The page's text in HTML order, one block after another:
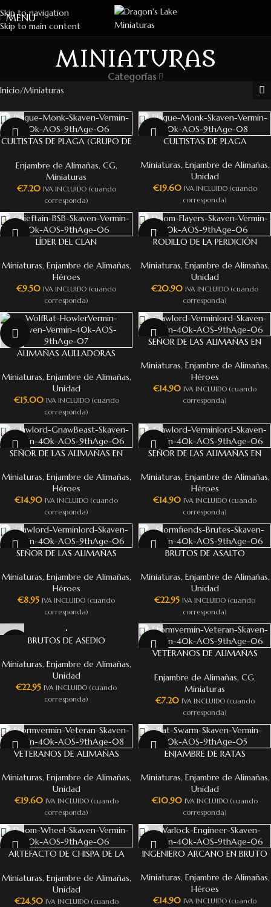
Skip to navigation
Skip to main content
MENU
MINIATURAS
Categorías
Inicio Miniaturas
NEW
CULTISTAS DE PLAGA (GRUPO DE
Enjambre de Alimañas, CG,
Miniaturas
€7.20 IVA INCLUIDO (cuando
corresponda)
NEW
CULTISTAS DE PLAGA
Miniaturas, Enjambre de Alimañas,
Unidad
€19.60 IVA INCLUIDO (cuando
corresponda)
NEW
LÍDER DEL CLAN
Miniaturas, Enjambre de Alimañas,
Héroes
€9.50 IVA INCLUIDO (cuando
corresponda)
NEW
RODILLO DE LA PERDICIÓN
Miniaturas, Enjambre de Alimañas,
Unidad
€20.90 IVA INCLUIDO (cuando
corresponda)
NEW
ALIMAÑAS AULLADORAS
Miniaturas, Enjambre de Alimañas,
Unidad
€15.00 IVA INCLUIDO (cuando
corresponda)
NEW
SEÑOR DE LAS ALIMAÑAS EN
Miniaturas, Enjambre de Alimañas,
Héroes
€14.90 IVA INCLUIDO (cuando
corresponda)
NEW
SEÑOR DE LAS ALIMAÑAS EN
Miniaturas, Enjambre de Alimañas,
Héroes
€14.90 IVA INCLUIDO (cuando
corresponda)
NEW
SEÑOR DE LAS ALIMAÑAS EN
Miniaturas, Enjambre de Alimañas,
Héroes
€14.90 IVA INCLUIDO (cuando
corresponda)
SEÑOR DE LAS ALIMAÑAS
Miniaturas, Enjambre de Alimañas,
Héroes
€8.95 IVA INCLUIDO (cuando
corresponda)
BRUTOS DE ASALTO
Miniaturas, Enjambre de Alimañas,
Unidad
€22.95 IVA INCLUIDO (cuando
corresponda)
BRUTOS DE ASEDIO
Miniaturas, Enjambre de Alimañas,
Unidad
€22.95 IVA INCLUIDO (cuando
corresponda)
VETERANOS DE ALIMAÑAS
Enjambre de Alimañas, CG,
Miniaturas
€7.20 IVA INCLUIDO (cuando
corresponda)
VETERANOS DE ALIMAÑAS
Miniaturas, Enjambre de Alimañas,
Unidad
€19.60 IVA INCLUIDO (cuando
corresponda)
ENJAMBRE DE RATAS
Miniaturas, Enjambre de Alimañas,
Unidad
€10.90 IVA INCLUIDO (cuando
corresponda)
ARTEFACTO DE CHISPA DE LA
Miniaturas, Enjambre de Alimañas,
Unidad
€24.50 IVA INCLUIDO (cuando
INGENIERO ARCANO EN BRUTO
Miniaturas, Enjambre de Alimañas,
Héroes
€14.90 IVA INCLUIDO (cuando